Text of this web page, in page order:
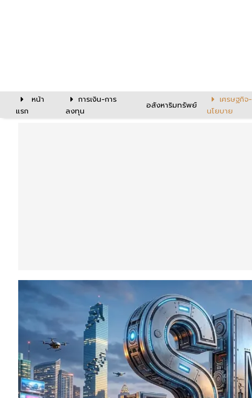
หน้า
แรก
การเงิน-การ
ลงทุน
อสังหาริมทรัพย์
เศรษฐกิจ-
นโยบาย